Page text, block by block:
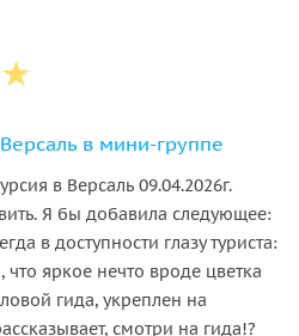
в мини-группе
в Версаль 09.04.2026г.
Я бы добавила следующее:
в доступности глазу туриста:
что яркое нечто вроде цветка
гида, укреплен на
смотри на гида!?